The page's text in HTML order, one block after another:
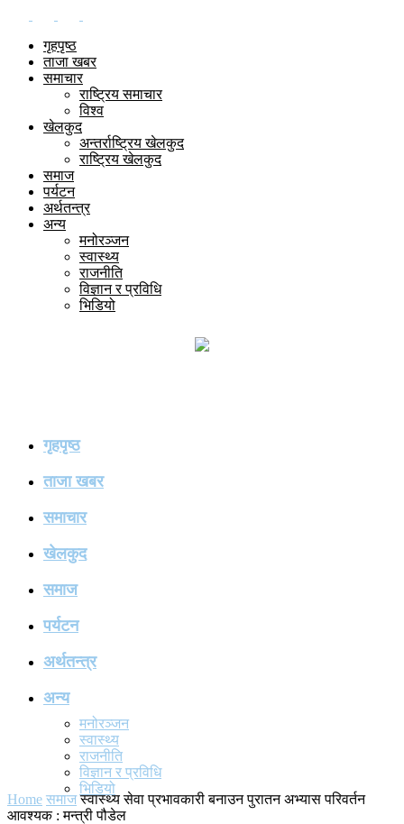
गृहपृष्ठ
ताजा खबर
समाचार
राष्ट्रिय समाचार
विश्व
खेलकुद
अन्तर्राष्ट्रिय खेलकुद
राष्ट्रिय खेलकुद
समाज
पर्यटन
अर्थतन्त्र
अन्य
मनोरञ्जन
स्वास्थ्य
राजनीति
विज्ञान र प्रविधि
भिडियो
गृहपृष्ठ
ताजा खबर
समाचार
खेलकुद
समाज
पर्यटन
अर्थतन्त्र
अन्य
मनोरञ्जन
स्वास्थ्य
राजनीति
विज्ञान र प्रविधि
भिडियो
Home समाज स्वास्थ्य सेवा प्रभावकारी बनाउन पुरातन अभ्यास परिवर्तन
आवश्यक : मन्त्री पौडेल